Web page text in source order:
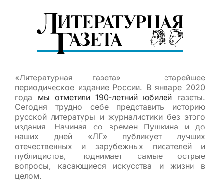
«Литературная газета» – старейшее
периодическое издание России. В январе 2020
года мы отметили 190-летний юбилей газеты.
Сегодня трудно себе представить историю
русской литературы и журналистики без этого
издания. Начиная со времен Пушкина и до
наших дней «ЛГ» публикует лучших
отечественных и зарубежных писателей и
публицистов, поднимает самые острые
вопросы, касающиеся искусства и жизни в
целом.